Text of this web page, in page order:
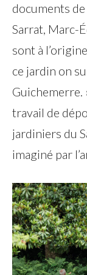
documents
Sarrat, Marc-
sont à
ce jardin on
Guichemerre.
travail de
jardiniers du
imaginé par